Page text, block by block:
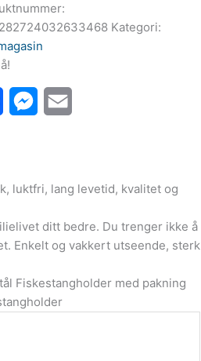
Kategori:
FacebookMessenger
luktfri, lang levetid, kvalitet og
ditt bedre. Du trenger ikke å
Enkelt og vakkert utseende, sterk
Fiskestangholder med pakning